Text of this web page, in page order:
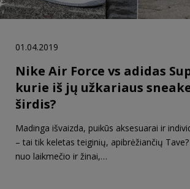
01.04.2019
Nike Air Force vs adidas
kurie iš jų užkariaus
širdis?
Madinga išvaizda, puikūs aksesuarai ir
– tai tik keletas teiginių, apibrėžiančių
nuo laikmečio ir žinai,…